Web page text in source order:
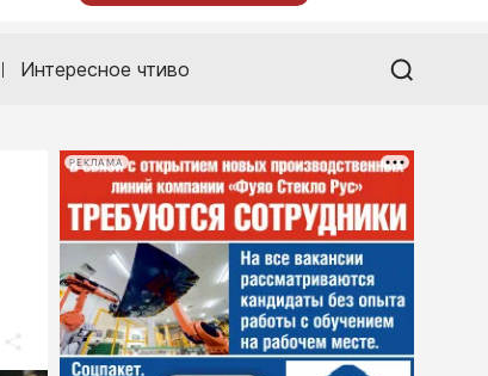
Интересное чтиво
РЕКЛАМА